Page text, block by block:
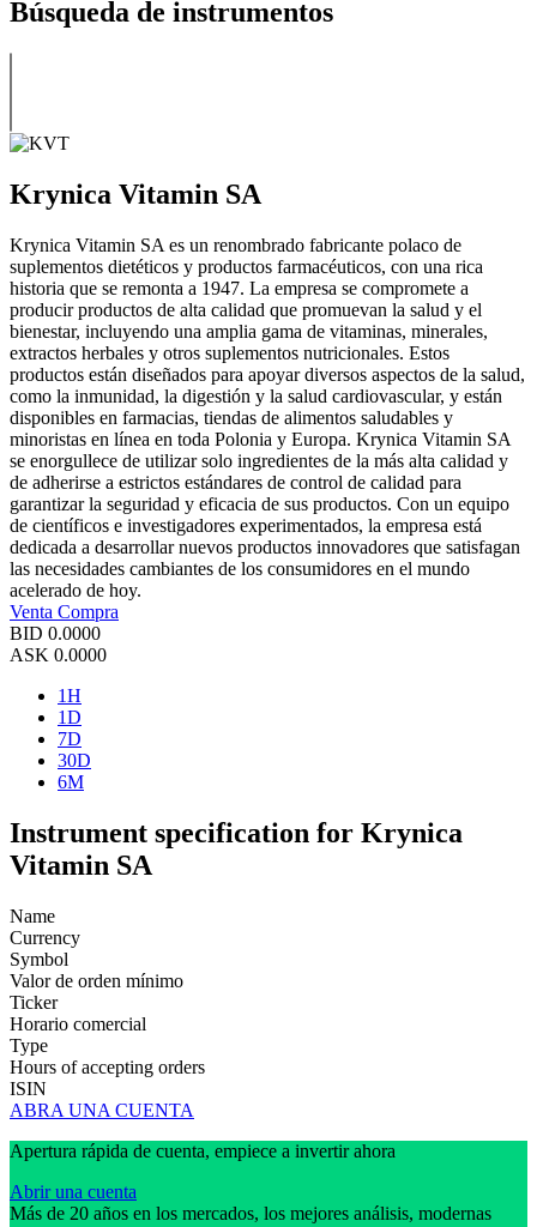
Búsqueda de instrumentos
Krynica Vitamin SA
Krynica Vitamin SA es un renombrado fabricante polaco de
suplementos dietéticos y productos farmacéuticos, con una rica
historia que se remonta a 1947. La empresa se compromete a
producir productos de alta calidad que promuevan la salud y el
bienestar, incluyendo una amplia gama de vitaminas, minerales,
extractos herbales y otros suplementos nutricionales. Estos
productos están diseñados para apoyar diversos aspectos de la salud,
como la inmunidad, la digestión y la salud cardiovascular, y están
disponibles en farmacias, tiendas de alimentos saludables y
minoristas en línea en toda Polonia y Europa. Krynica Vitamin SA
se enorgullece de utilizar solo ingredientes de la más alta calidad y
de adherirse a estrictos estándares de control de calidad para
garantizar la seguridad y eficacia de sus productos. Con un equipo
de científicos e investigadores experimentados, la empresa está
dedicada a desarrollar nuevos productos innovadores que satisfagan
las necesidades cambiantes de los consumidores en el mundo
acelerado de hoy.
Venta Compra
BID 0.0000
ASK 0.0000
1H
1D
7D
30D
6M
Instrument specification for Krynica
Vitamin SA
Name
Currency
Symbol
Valor de orden mínimo
Ticker
Horario comercial
Type
Hours of accepting orders
ISIN
ABRA UNA CUENTA
Apertura rápida de cuenta, empiece a invertir ahora
Abrir una cuenta
Más de 20 años en los mercados, los mejores análisis, modernas